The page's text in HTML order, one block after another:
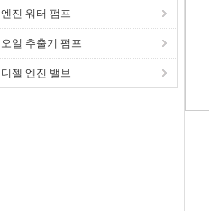
엔진 워터 펌프
오일 추출기 펌프
디젤 엔진 밸브